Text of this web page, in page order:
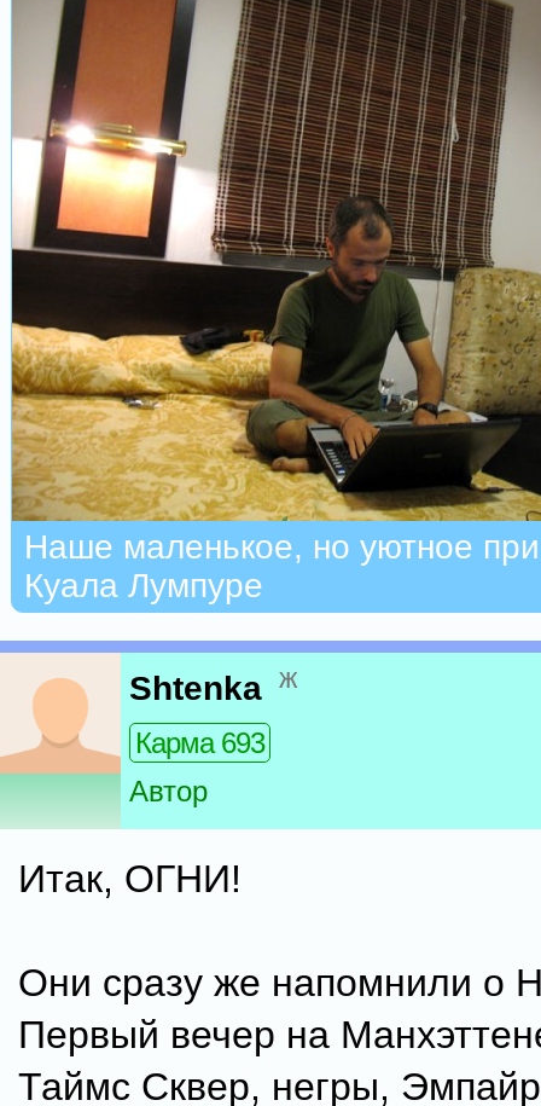
Наше маленькое, но уютное
Куала Лумпуре
Shtenka ж
Карма 693
Автор
Итак, ОГНИ!
Они сразу же напомнили о
Первый вечер на
Таймс Сквер, негры,